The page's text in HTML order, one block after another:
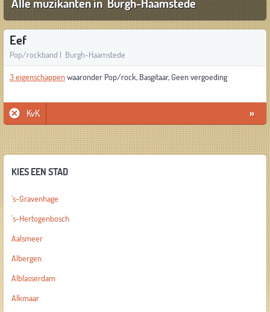
Alle muzikanten in Burgh-Haamstede
Eef
Pop/rockband | Burgh-Haamstede
3 eigenschappenwaaronder Pop/rock, Basgitaar, Geen vergoeding
KvK »
KIES EEN STAD
's-Gravenhage
's-Hertogenbosch
Aalsmeer
Albergen
Alblasserdam
Alkmaar